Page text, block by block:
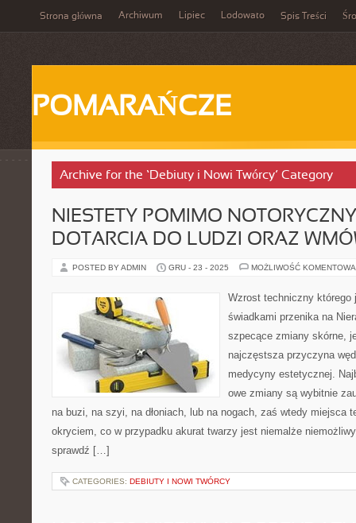
Strona główna Archiwum Lipiec Lodowato Spis Treści
POMARAŃCZE
Archive for the ‘Debiuty i Nowi Twórcy’ Category
NIESTETY POMIMO
DOTARCIA DO LUDZI ORAZ
POSTED BY ADMIN GRU - 23 - 2025 MOŻLIWOŚĆ
Wzrost techniczny którego
świadkami przenika na
szpecące zmiany skórne,
najczęstsza przyczyna
medycyny estetycznej.
owe zmiany są wybitnie
na buzi, na szyi, na dłoniach, lub na nogach, zaś wtedy miejsca
okryciem, co w przypadku akurat twarzy jest niemalże
sprawdź […]
CATEGORIES: DEBIUTY I NOWI TWÓRCY